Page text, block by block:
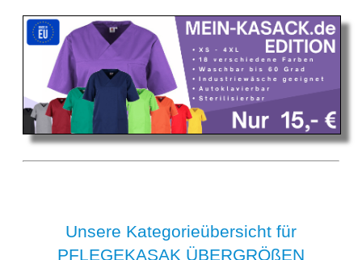
Unsere Kategorieübersicht für
PFLEGEKASAK ÜBERGRÖßEN